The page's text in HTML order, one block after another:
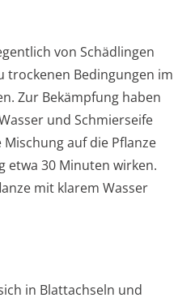
von Schädlingen
trockenen Bedingungen im
Zur Bekämpfung haben
und Schmierseife
auf die Pflanze
etwa 30 Minuten wirken.
mit klarem Wasser
in Blattachseln und